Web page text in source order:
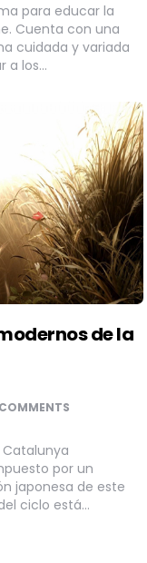
para educar la
Cuenta con una
cuidada y variada
a los…
de la
por un
japonesa de este
ciclo está…